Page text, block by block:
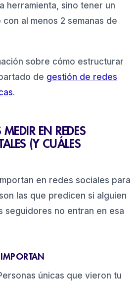
herramienta, sino tener un
al menos 2 semanas de
sobre cómo estructurar
de gestión de redes
.
EN REDES
(Y CUÁLES
en redes sociales para
las que predicen si alguien
seguidores no entran en esa
únicas que vieron tu